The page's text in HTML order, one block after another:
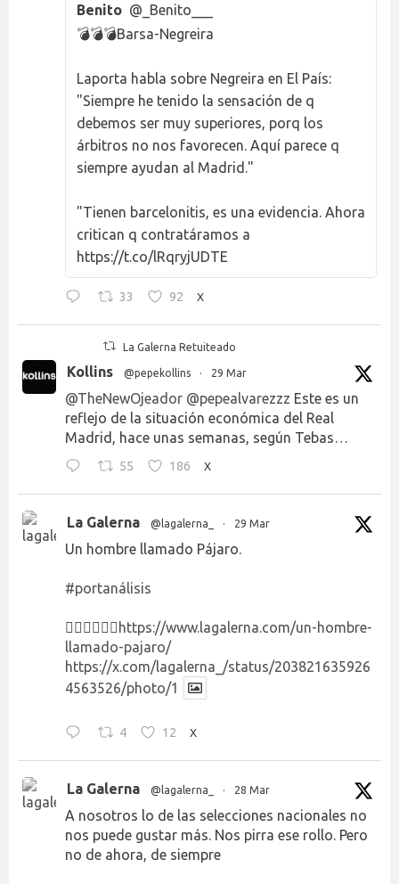
Benito @_Benito___
💣💣💣Barsa-Negreira
Laporta habla sobre Negreira en El País:
"Siempre he tenido la sensación de q
debemos ser muy superiores, porq los
árbitros no nos favorecen. Aquí parece q
siempre ayudan al Madrid."
"Tienen barcelonitis, es una evidencia. Ahora
critican q contratáramos a
https://t.co/lRqryjUDTE
33 92 X
La Galerna Retuiteado
Kollins @pepekollins · 29 Mar
@TheNewOjeador @pepealvarezzz Este es un
reflejo de la situación económica del Real
Madrid, hace unas semanas, según Tebas…
55 186 X
La Galerna @lagalerna_ · 29 Mar
Un hombre llamado Pájaro.
#portanálisis
👉🏻👉🏻👉🏻 https://www.lagalerna.com/un-hombre-
llamado-pajaro/
https://x.com/lagalerna_/status/203821635926
4563526/photo/1
4 12 X
La Galerna @lagalerna_ · 28 Mar
A nosotros lo de las selecciones nacionales no
nos puede gustar más. Nos pirra ese rollo. Pero
no de ahora, de siempre